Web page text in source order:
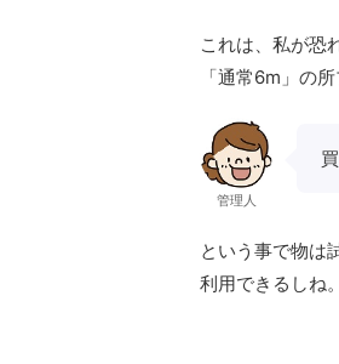
これは、私が恐
「通常6m」の
管理人
という事で物は
利用できるしね。